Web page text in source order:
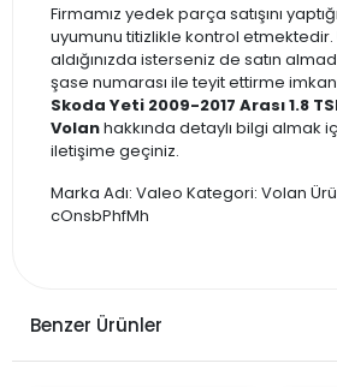
Firmamız yedek parça satışını
uyumunu titizlikle kontrol etmektedir.
aldığınızda isterseniz de satın
şase numarası ile teyit ettirme
Skoda Yeti 2009-2017 Arası 1.8
Volanhakkında detaylı bilgi almak
iletişime geçiniz.
Marka Adı: Valeo Kategori: Volan
cOnsbPhfMh
Benzer Ürünler